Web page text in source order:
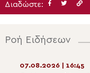
Διαδώστε:
Ροή Ειδήσεων
07.08.2026 | 16:45